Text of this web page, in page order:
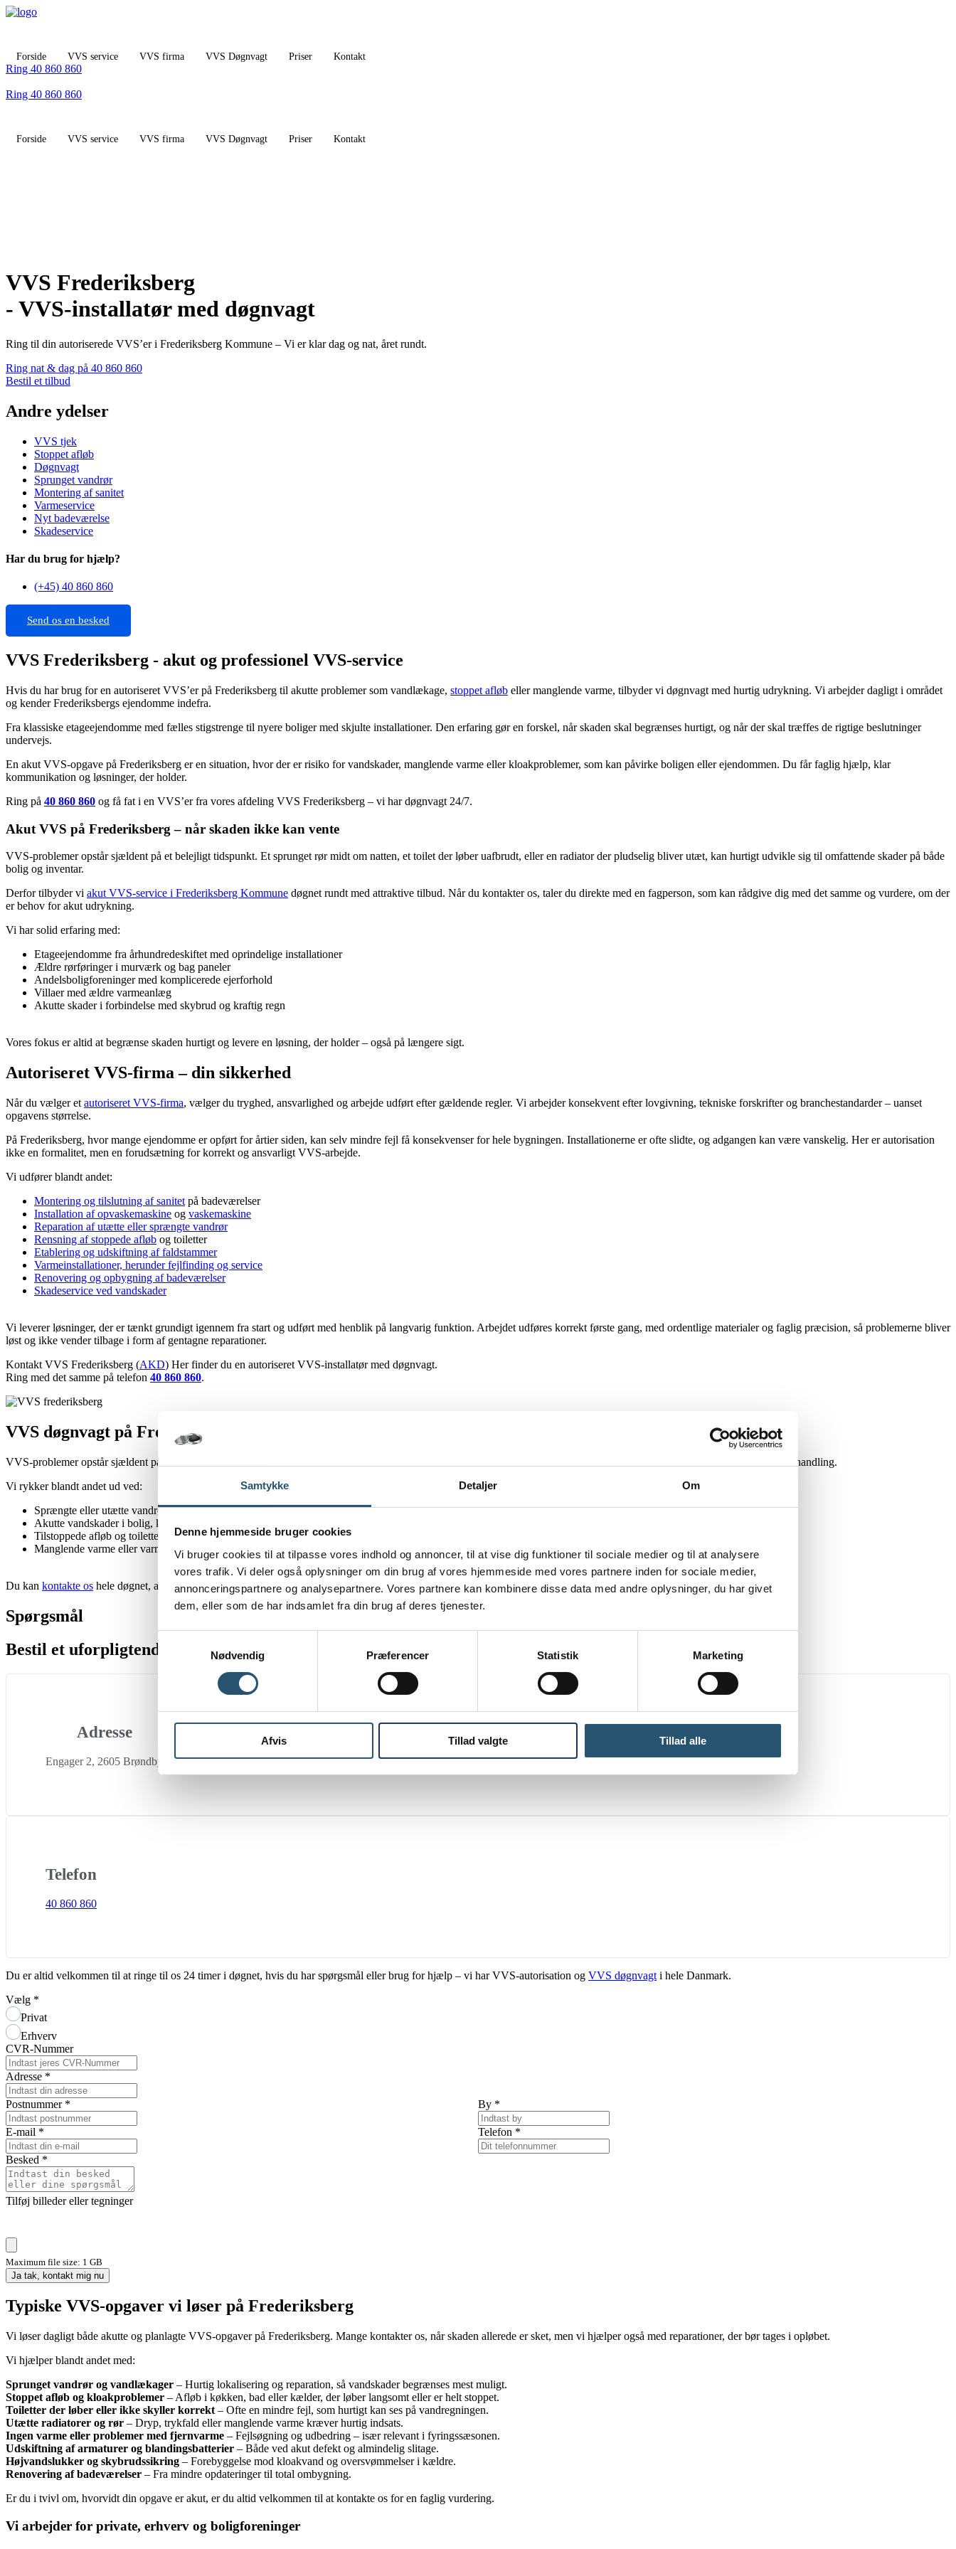
Samtykke Detaljer Om
Denne hjemmeside bruger cookies
Vi bruger cookies til at tilpasse vores indhold og annoncer, til at vise dig funktioner til sociale medier og til at analysere
vores trafik. Vi deler også oplysninger om din brug af vores hjemmeside med vores partnere inden for sociale medier,
annonceringspartnere og analysepartnere. Vores partnere kan kombinere disse data med andre oplysninger, du har givet
dem, eller som de har indsamlet fra din brug af deres tjenester.
Nødvendig
Præferencer Statistik Marketing
Afvis Tillad valgte Tillad alle
Videre
Forside VVS service VVS firma VVS Døgnvagt Priser Kontakt
Ring 40 860 860
Ring 40 860 860
Forside VVS service VVS firma VVS Døgnvagt Priser Kontakt
VVS Frederiksberg
- VVS-installatør med døgnvagt
Ring til din autoriserede VVS’er i Frederiksberg Kommune – Vi er klar dag og nat, året rundt.
Ring nat & dag på 40 860 860
Bestil et tilbud
Andre ydelser
VVS tjek
Stoppet afløb
Døgnvagt
Sprunget vandrør
Montering af sanitet
Varmeservice
Nyt badeværelse
Skadeservice
Har du brug for hjælp?
(+45) 40 860 860
Send os en besked
VVS Frederiksberg - akut og professionel VVS-service
Hvis du har brug for en autoriseret VVS’er på Frederiksberg til akutte problemer som vandlækage, stoppet afløb eller manglende varme, tilbyder vi døgnvagt med hurtig udrykning. Vi arbejder dagligt i området
og kender Frederiksbergs ejendomme indefra.
Fra klassiske etageejendomme med fælles stigstrenge til nyere boliger med skjulte installationer. Den erfaring gør en forskel, når skaden skal begrænses hurtigt, og når der skal træffes de rigtige beslutninger
undervejs.
En akut VVS-opgave på Frederiksberg er en situation, hvor der er risiko for vandskader, manglende varme eller kloakproblemer, som kan påvirke boligen eller ejendommen. Du får faglig hjælp, klar
kommunikation og løsninger, der holder.
Ring på 40 860 860 og få fat i en VVS’er fra vores afdeling VVS Frederiksberg – vi har døgnvagt 24/7.
Akut VVS på Frederiksberg – når skaden ikke kan vente
VVS-problemer opstår sjældent på et belejligt tidspunkt. Et sprunget rør midt om natten, et toilet der løber uafbrudt, eller en radiator der pludselig bliver utæt, kan hurtigt udvikle sig til omfattende skader på både
bolig og inventar.
Derfor tilbyder vi akut VVS-service i Frederiksberg Kommune døgnet rundt med attraktive tilbud. Når du kontakter os, taler du direkte med en fagperson, som kan rådgive dig med det samme og vurdere, om der
er behov for akut udrykning.
Vi har solid erfaring med:
Etageejendomme fra århundredeskiftet med oprindelige installationer
Ældre rørføringer i murværk og bag paneler
Andelsboligforeninger med komplicerede ejerforhold
Villaer med ældre varmeanlæg
Akutte skader i forbindelse med skybrud og kraftig regn
Vores fokus er altid at begrænse skaden hurtigt og levere en løsning, der holder – også på længere sigt.
Autoriseret VVS-firma – din sikkerhed
Når du vælger et autoriseret VVS-firma, vælger du tryghed, ansvarlighed og arbejde udført efter gældende regler. Vi arbejder konsekvent efter lovgivning, tekniske forskrifter og branchestandarder – uanset
opgavens størrelse.
På Frederiksberg, hvor mange ejendomme er opført for årtier siden, kan selv mindre fejl få konsekvenser for hele bygningen. Installationerne er ofte slidte, og adgangen kan være vanskelig. Her er autorisation
ikke en formalitet, men en forudsætning for korrekt og ansvarligt VVS-arbejde.
Vi udfører blandt andet:
Montering og tilslutning af sanitet på badeværelser
Installation af opvaskemaskine og vaskemaskine
Reparation af utætte eller sprængte vandrør
Rensning af stoppede afløb og toiletter
Etablering og udskiftning af faldstammer
Varmeinstallationer, herunder fejlfinding og service
Renovering og opbygning af badeværelser
Skadeservice ved vandskader
Vi leverer løsninger, der er tænkt grundigt igennem fra start og udført med henblik på langvarig funktion. Arbejdet udføres korrekt første gang, med ordentlige materialer og faglig præcision, så problemerne bliver
løst og ikke vender tilbage i form af gentagne reparationer.
Kontakt VVS Frederiksberg (AKD) Her finder du en autoriseret VVS-installatør med døgnvagt.
Ring med det samme på telefon 40 860 860.
VVS døgnvagt på Frederiksberg
VVS-problemer opstår sjældent på tidspunkter, der passer ind i hverdagen. Derfor tilbyder vi
, så du kan få hjælp, når situationen kræver hurtig handling.
Vi rykker blandt andet ud ved:
Sprængte eller utætte vandrør med risiko for omfattende vandskader
Akutte vandskader i bolig, kælder eller fællesarealer
Tilstoppede afløb og toiletter
Manglende varme eller varmt vand
Du kan kontakte os hele døgnet, alle årets dage. Ring til vores døgnservice på40 860 860, når behovet opstår – gerne straks – jo hurtigere vi kommer ud, jo mindre skade.
Spørgsmål
Bestil et uforpligtende tilbud
Adresse
Engager 2, 2605 Brøndby
Telefon
40 860 860
Du er altid velkommen til at ringe til os 24 timer i døgnet, hvis du har spørgsmål eller brug for hjælp – vi har VVS-autorisation og VVS døgnvagt i hele Danmark.
Vælg *
Privat
Erhverv
CVR-Nummer
Adresse *
Postnummer * By *
E-mail * Telefon *
Besked *
Tilføj billeder eller tegninger
Maximum file size: 1 GB
Ja tak, kontakt mig nu
Typiske VVS-opgaver vi løser på Frederiksberg
Vi løser dagligt både akutte og planlagte VVS-opgaver på Frederiksberg. Mange kontakter os, når skaden allerede er sket, men vi hjælper også med reparationer, der bør tages i opløbet.
Vi hjælper blandt andet med:
Sprunget vandrør og vandlækager – Hurtig lokalisering og reparation, så vandskader begrænses mest muligt.
Stoppet afløb og kloakproblemer – Afløb i køkken, bad eller kælder, der løber langsomt eller er helt stoppet.
Toiletter der løber eller ikke skyller korrekt – Ofte en mindre fejl, som hurtigt kan ses på vandregningen.
Utætte radiatorer og rør – Dryp, trykfald eller manglende varme kræver hurtig indsats.
Ingen varme eller problemer med fjernvarme – Fejlsøgning og udbedring – især relevant i fyringssæsonen.
Udskiftning af armaturer og blandingsbatterier – Både ved akut defekt og almindelig slitage.
Højvandslukker og skybrudssikring – Forebyggelse mod kloakvand og oversvømmelser i kældre.
Renovering af badeværelser – Fra mindre opdateringer til total ombygning.
Er du i tvivl om, hvorvidt din opgave er akut, er du altid velkommen til at kontakte os for en faglig vurdering.
Vi arbejder for private, erhverv og boligforeninger